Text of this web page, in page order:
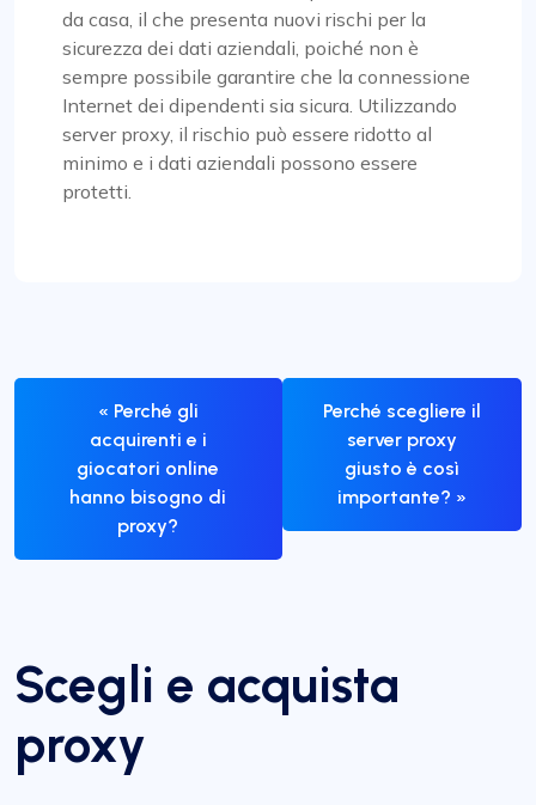
da casa, il che presenta nuovi rischi per la
sicurezza dei dati aziendali, poiché non è
sempre possibile garantire che la connessione
Internet dei dipendenti sia sicura. Utilizzando
server proxy, il rischio può essere ridotto al
minimo e i dati aziendali possono essere
protetti.
« Perché gli
acquirenti e i
giocatori online
hanno bisogno di
proxy?
Perché scegliere il
server proxy
giusto è così
importante? »
Scegli e acquista
proxy